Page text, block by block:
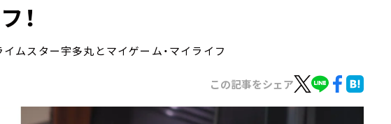
！
ムスター宇多丸とマイゲーム・マイライフ
この記事をシェア